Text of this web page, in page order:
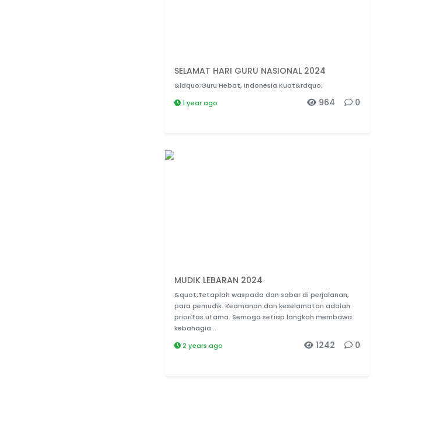
SELAMAT HARI GURU NASIONAL 2024
&ldquo;Guru Hebat, Indonesia Kuat&rdquo;
1 year ago
0
964
MUDIK LEBARAN 2024
&quot;Tetaplah waspada dan sabar di perjalanan,
para pemudik. Keamanan dan keselamatan adalah
prioritas utama. Semoga setiap langkah membawa
kebahagia...
2 years ago
0
1242